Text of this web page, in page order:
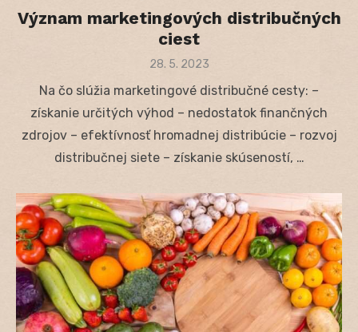
Význam marketingových distribučných
ciest
Posted
28. 5. 2023
Na čo slúžia marketingové distribučné cesty: –
získanie určitých výhod – nedostatok finančných
zdrojov – efektívnosť hromadnej distribúcie – rozvoj
distribučnej siete – získanie skúseností, …